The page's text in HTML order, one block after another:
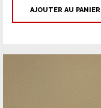
AJOUTER AU PANIER